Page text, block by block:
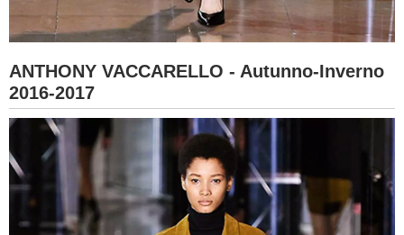
ANTHONY VACCARELLO - Autunno-Inverno
2016-2017